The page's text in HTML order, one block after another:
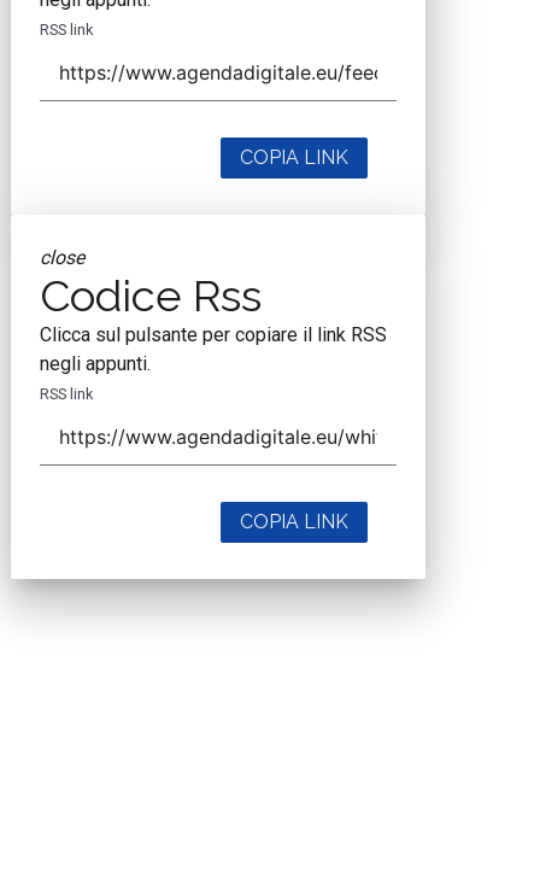
RSS link
COPIA LINK
close
Codice Rss
Clicca sul pulsante per copiare il link RSS
negli appunti.
RSS link
COPIA LINK